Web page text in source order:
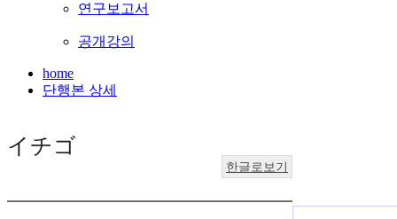
연구보고서
공개강의
home
단행본 상세
イチゴ
한글로보기